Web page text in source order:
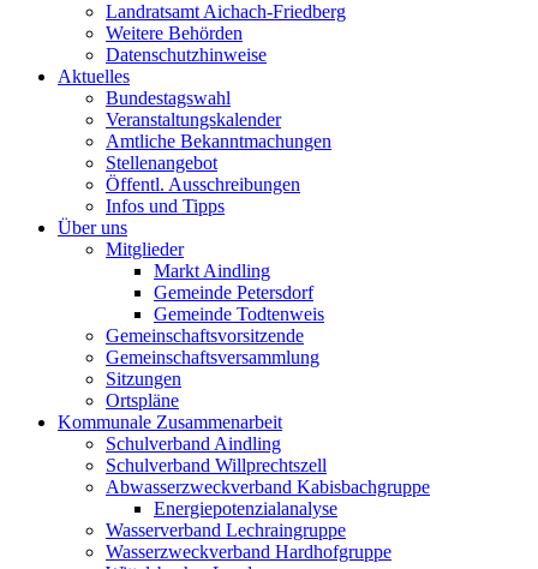
Landratsamt Aichach-Friedberg
Weitere Behörden
Datenschutzhinweise
Aktuelles
Bundestagswahl
Veranstaltungskalender
Amtliche Bekanntmachungen
Stellenangebot
Öffentl. Ausschreibungen
Infos und Tipps
Über uns
Mitglieder
Markt Aindling
Gemeinde Petersdorf
Gemeinde Todtenweis
Gemeinschaftsvorsitzende
Gemeinschaftsversammlung
Sitzungen
Ortspläne
Kommunale Zusammenarbeit
Schulverband Aindling
Schulverband Willprechtszell
Abwasserzweckverband Kabisbachgruppe
Energiepotenzialanalyse
Wasserverband Lechraingruppe
Wasserzweckverband Hardhofgruppe